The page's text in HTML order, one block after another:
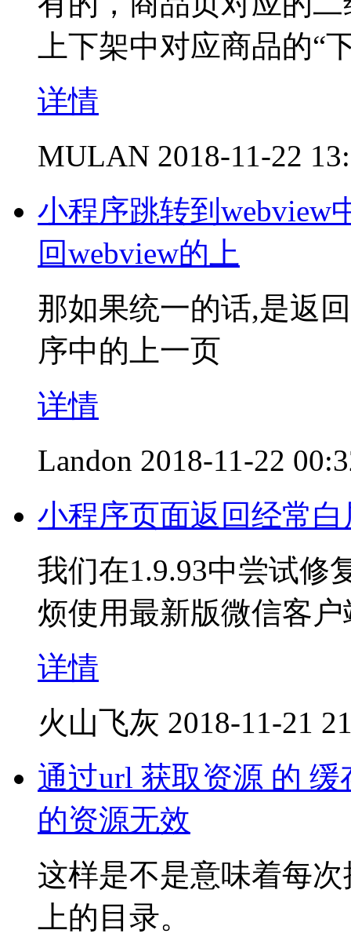
上下架中对应商品的“
详情
MULAN 2018-11-22
小程序跳转到webview
回webview的上
那如果统一的话,是返
序中的上一页
详情
Landon 2018-11-22
小程序页面返回经常白
我们在1.9.93中尝试修
烦使用最新版微信客
详情
火山飞灰 2018-11-21
通过url 获取资源 的
的资源无效
这样是不是意味着每
上的目录。